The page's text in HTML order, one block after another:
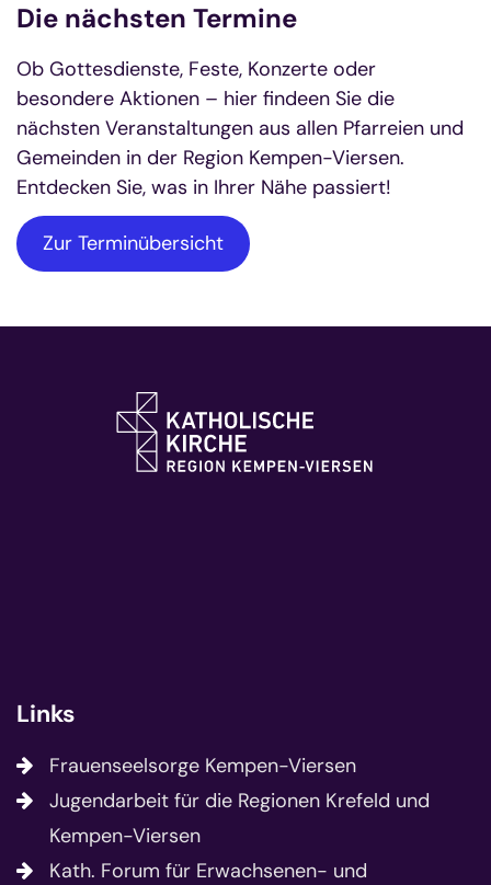
Die nächsten Termine
Ob Gottesdienste, Feste, Konzerte oder
besondere Aktionen – hier findeen Sie die
nächsten Veranstaltungen aus allen Pfarreien und
Gemeinden in der Region Kempen-Viersen.
Entdecken Sie, was in Ihrer Nähe passiert!
Zur Terminübersicht
Links
Frauenseelsorge Kempen-Viersen
Jugendarbeit für die Regionen Krefeld und
Kempen-Viersen
Kath. Forum für Erwachsenen- und